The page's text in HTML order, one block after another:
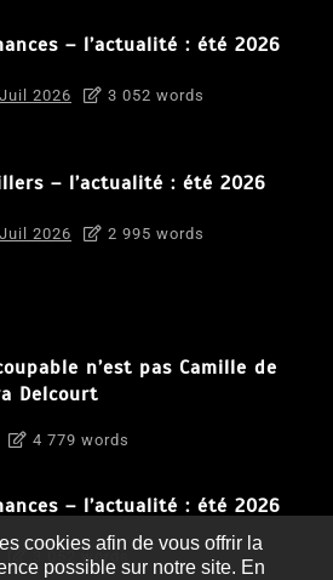
– l’actualité : été 2026
2026 3 052 words
– l’actualité : été 2026
2026 2 995 words
n’est pas Camille de
Delcourt
4 779 words
– l’actualité : été 2026
3 052 words
cookies afin de vous offrir la
possible sur notre site. En